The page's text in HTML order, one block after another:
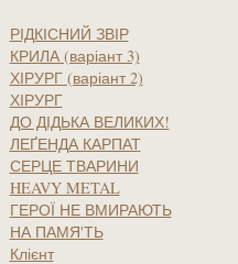
РІДКІСНИЙ ЗВІР
КРИЛА (варіант 3)
ХІРУРГ (варіант 2)
ХІРУРГ
ДО ДІДЬКА ВЕЛИКИХ!
ЛЕҐЕНДА КАРПАТ
СЕРЦЕ ТВАРИНИ
HEAVY METAL
ГЕРОЇ НЕ ВМИРАЮТЬ
НА ПАМЯ'ТЬ
Клієнт